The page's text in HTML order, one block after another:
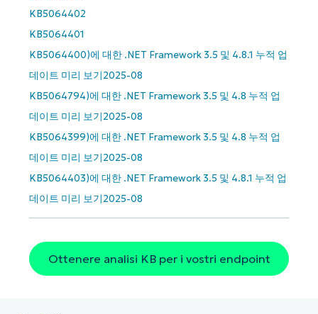
KB5064402
KB5064401
KB5064400)에 대한 .NET Framework 3.5 및 4.8.1 누적 업
데이트 미리 보기2025-08
KB5064794)에 대한 .NET Framework 3.5 및 4.8 누적 업
데이트 미리 보기2025-08
KB5064399)에 대한 .NET Framework 3.5 및 4.8 누적 업
데이트 미리 보기2025-08
KB5064403)에 대한 .NET Framework 3.5 및 4.8.1 누적 업
데이트 미리 보기2025-08
Ottenere analisi KB per i vostri endpoint